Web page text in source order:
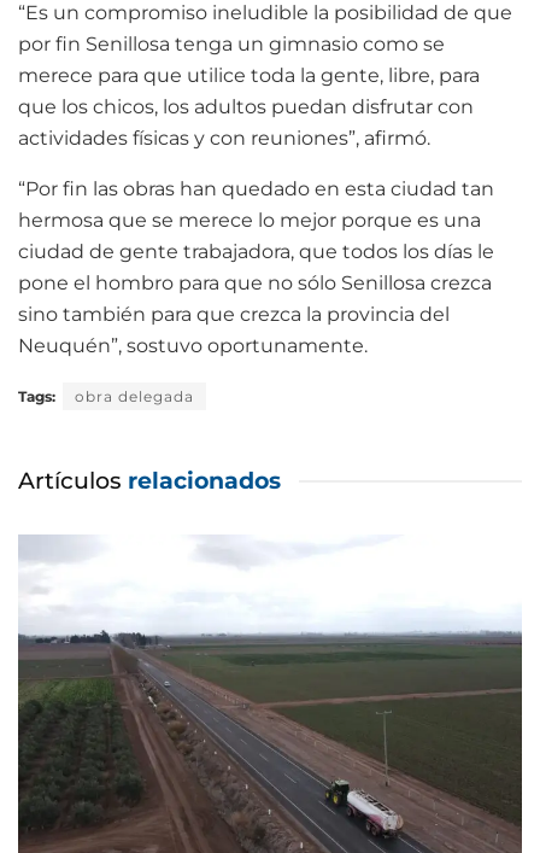
“Es un compromiso ineludible la posibilidad de que
por fin Senillosa tenga un gimnasio como se
merece para que utilice toda la gente, libre, para
que los chicos, los adultos puedan disfrutar con
actividades físicas y con reuniones”, afirmó.
“Por fin las obras han quedado en esta ciudad tan
hermosa que se merece lo mejor porque es una
ciudad de gente trabajadora, que todos los días le
pone el hombro para que no sólo Senillosa crezca
sino también para que crezca la provincia del
Neuquén”, sostuvo oportunamente.
Tags: obra delegada
Artículos relacionados